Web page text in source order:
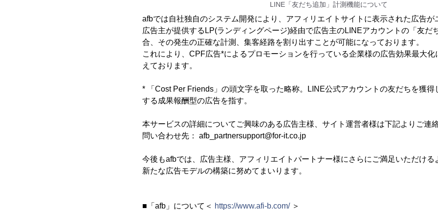
LINE「友だち追加」計測機能について
afbでは自社独自のシステム開発により、アフィリエイトサイトに表示された広告が
広告主が提供するLP(ランディングページ)経由で広告主のLINEアカウントの「友だ
合、その発生の正確な計測、集客経路を割り出すことが可能になっております。
これにより、CPF広告*によるプロモーションを行っている企業様の広告効果最大
えております。
* 「Cost Per Friends」の頭文字を取った略称。LINE公式アカウントの友だちを獲得
する成果報酬型の広告を指す。
本サービスの詳細についてご興味のある広告主様、サイト運営者様は下記よりご連絡
問い合わせ先： afb_partnersupport@for-it.co.jp
今後もafbでは、広告主様、アフィリエイトパートナー様にさらにご満足いただける
新たな広告モデルの構築に努めてまいります。
■「afb」について＜ https://www.afi-b.com/＞